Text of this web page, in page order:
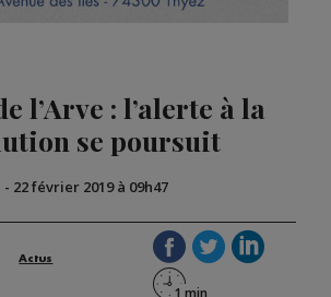
l’Arve : l’alerte à la
se poursuit
- 22 février 2019 à 09h47
Actus